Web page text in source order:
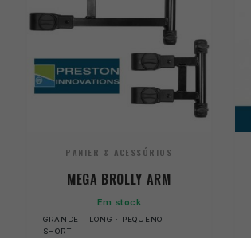
PANIER & ACESSÓRIOS
MEGA BROLLY ARM
Em stock
GRANDE - LONG · PEQUENO -
SHORT